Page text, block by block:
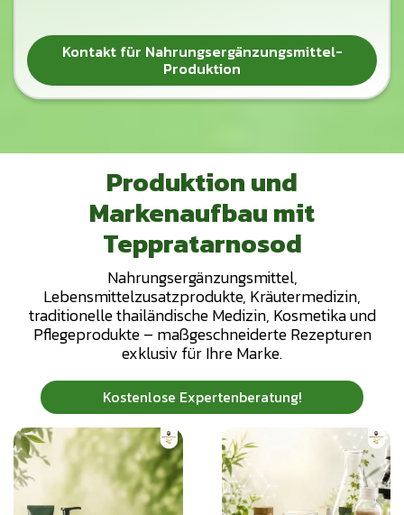
Kontakt für Nahrungsergänzungsmittel-
Produktion
Produktionund
Markenaufbaumit
Teppratarnosod
Nahrungsergänzungsmittel,
Lebensmittelzusatzprodukte, Kräutermedizin,
traditionellethailändischeMedizin, Kosmetikaund
Pfegeprodukte– maßgeschneiderteRezepturen
exklusiv fürIhreMarke.
Kostenlose Expertenberatung!